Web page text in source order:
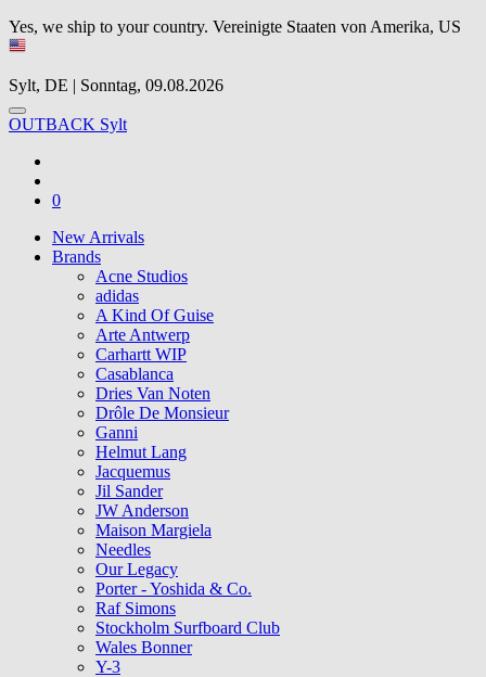
Yes, we ship to your country. Vereinigte Staaten von Amerika, US
Sylt, DE | Sonntag, 09.08.2026
OUTBACK Sylt
0
New Arrivals
Brands
Acne Studios
adidas
A Kind Of Guise
Arte Antwerp
Carhartt WIP
Casablanca
Dries Van Noten
Drôle De Monsieur
Ganni
Helmut Lang
Jacquemus
Jil Sander
JW Anderson
Maison Margiela
Needles
Our Legacy
Porter - Yoshida & Co.
Raf Simons
Stockholm Surfboard Club
Wales Bonner
Y-3